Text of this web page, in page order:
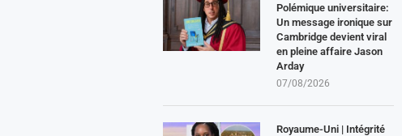
Polémique universitaire:
Un message ironique sur
Cambridge devient viral
en pleine affaire Jason
Arday
07/08/2026
Royaume-Uni | Intégrité